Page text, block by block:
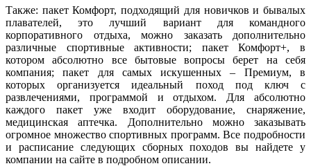
Также: пакет Комфорт, подходящий для новичков и бывалых
плавателей, это лучший вариант для командного
корпоративного отдыха, можно заказать дополнительно
различные спортивные активности; пакет Комфорт+, в
котором абсолютно все бытовые вопросы берет на себя
компания; пакет для самых искушенных – Премиум, в
которых организуется идеальный поход под ключ с
развлечениями, программой и отдыхом. Для абсолютно
каждого пакет уже входит оборудование, снаряжение,
медицинская аптечка. Дополнительно можно заказывать
огромное множество спортивных программ. Все подробности
и расписание следующих сборных походов вы найдете у
компании на сайте в подробном описании.